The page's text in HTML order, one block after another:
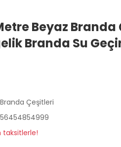
Beyaz Branda
Branda Su
Branda Çeşitleri
56454854999
taksitlerle!